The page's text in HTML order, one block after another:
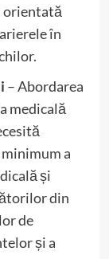
orientată
în
– Abordarea
medicală
a
și
din
de
și a